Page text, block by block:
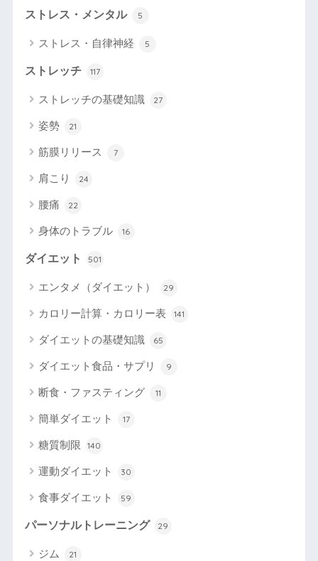
ストレス・メンタル 5
ストレス・自律神経 5
ストレッチ 117
ストレッチの基礎知識 27
姿勢 21
筋膜リリース 7
肩こり 24
腰痛 22
身体のトラブル 16
ダイエット 501
エンタメ（ダイエット） 29
カロリー計算・カロリー表 141
ダイエットの基礎知識 65
ダイエット食品・サプリ 9
断食・ファスティング 11
簡単ダイエット 17
糖質制限 140
運動ダイエット 30
食事ダイエット 59
パーソナルトレーニング 29
ジム 21